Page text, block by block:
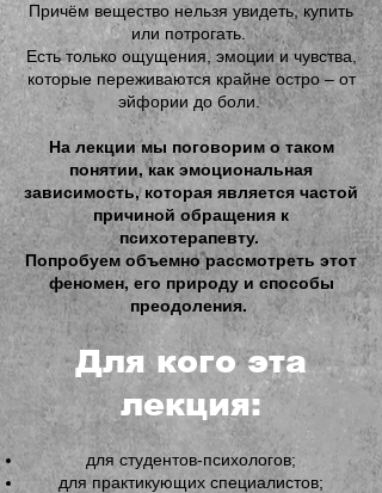
Причём вещество нельзя увидеть, купить
или потрогать.
Есть только ощущения, эмоции и чувства,
которые переживаются крайне остро – от
эйфории до боли.
На лекции мы поговорим о таком
понятии, как эмоциональная
зависимость, которая является частой
причиной обращения к
психотерапевту.
Попробуем объемно рассмотреть этот
феномен, его природу и способы
преодоления.
Для кого эта
лекция:
для студентов-психологов;
для практикующих специалистов;